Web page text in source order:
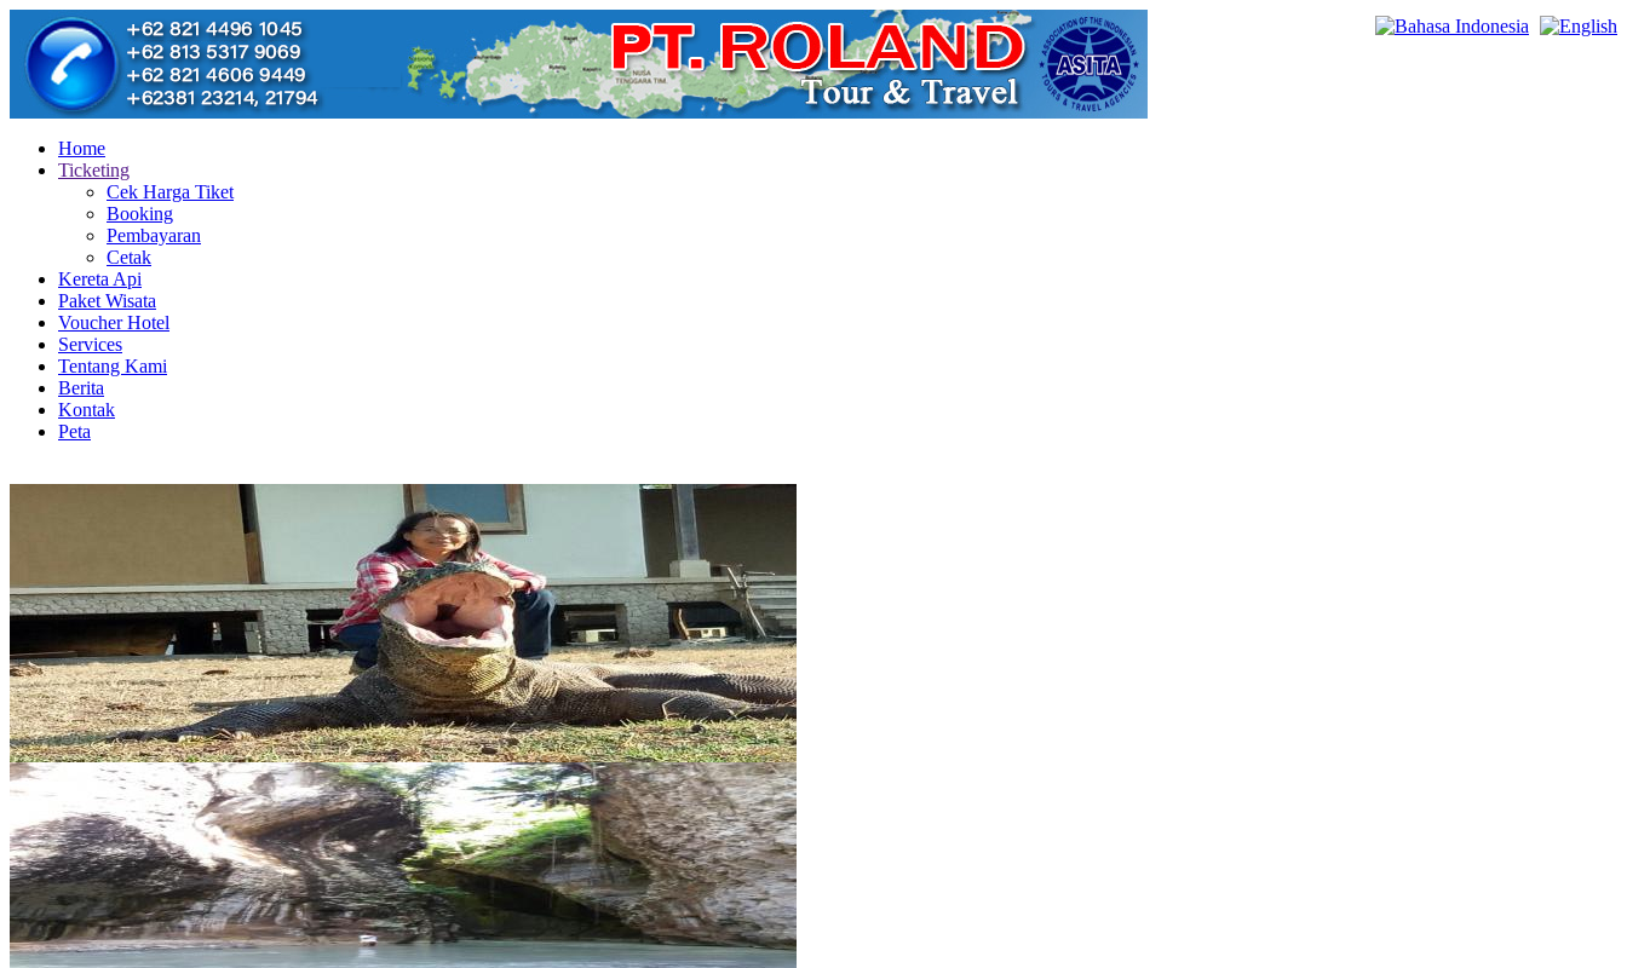
Home
Ticketing
Cek Harga Tiket
Booking
Pembayaran
Cetak
Kereta Api
Paket Wisata
Voucher Hotel
Services
Tentang Kami
Berita
Kontak
Peta